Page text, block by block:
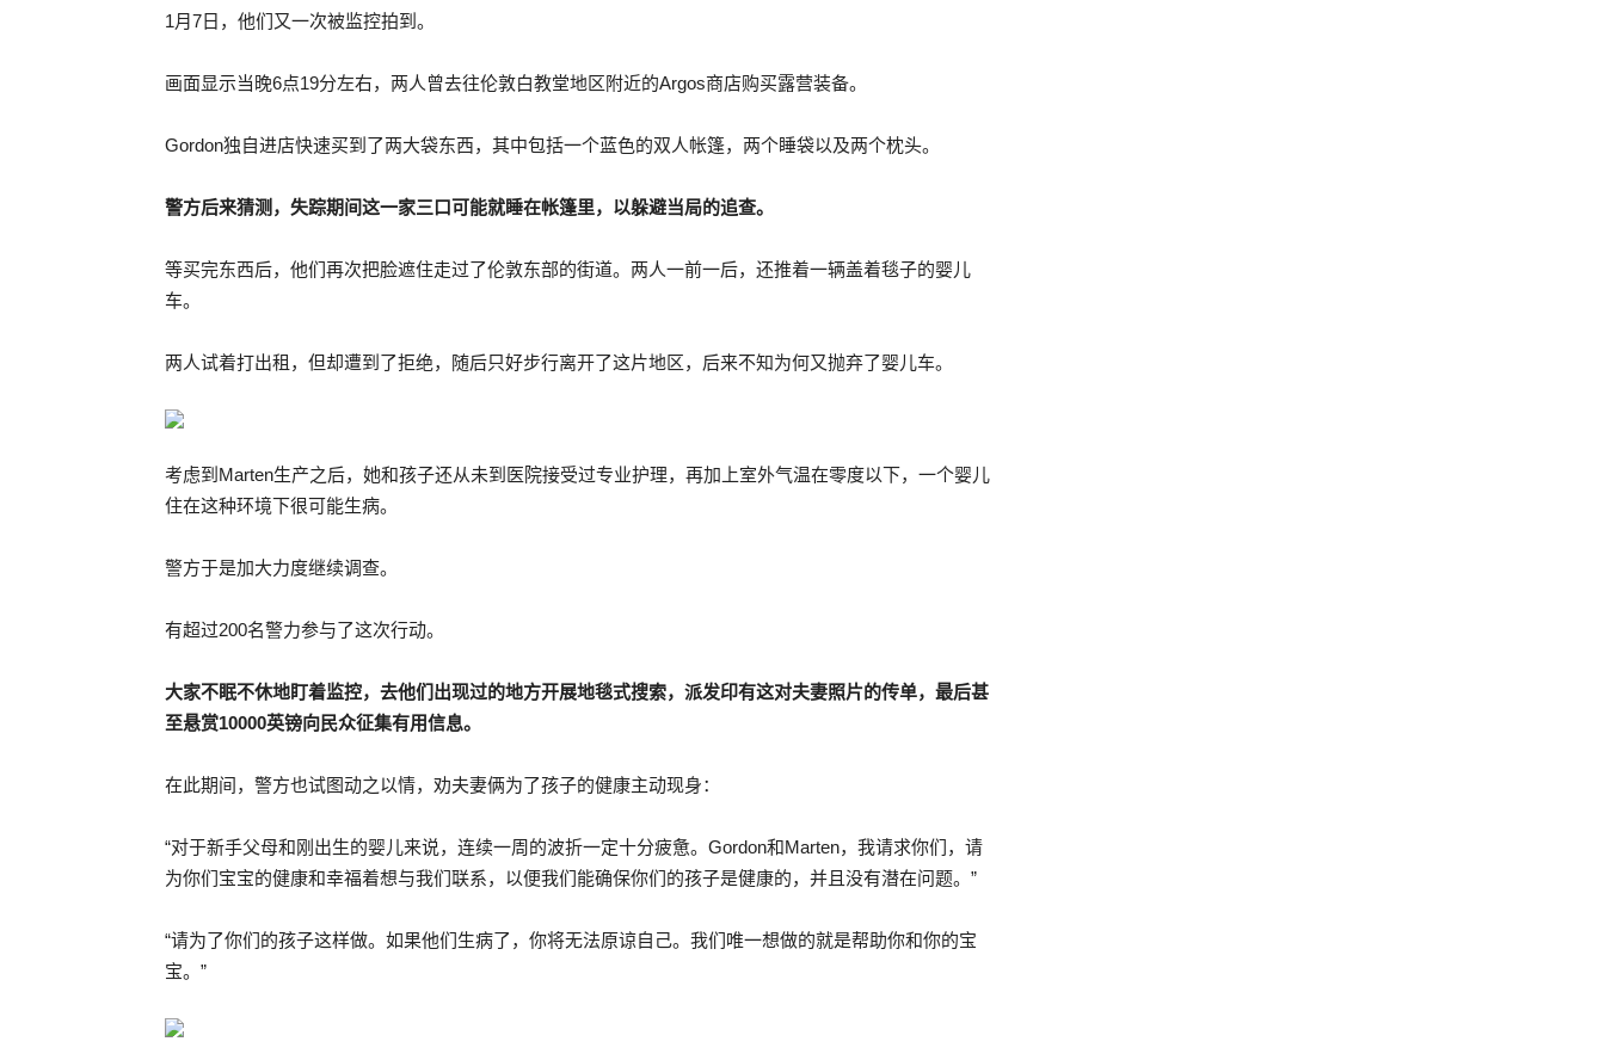
1月7日，他们又一次被监控拍到。
画面显示当晚6点19分左右，两人曾去往伦敦白教堂地区附近的Argos商店购买露营装备。
Gordon独自进店快速买到了两大袋东西，其中包括一个蓝色的双人帐篷，两个睡袋以及两个枕头。
警方后来猜测，失踪期间这一家三口可能就睡在帐篷里，以躲避当局的追查。
等买完东西后，他们再次把脸遮住走过了伦敦东部的街道。两人一前一后，还推着一辆盖着毯子的婴儿
车。
两人试着打出租，但却遭到了拒绝，随后只好步行离开了这片地区，后来不知为何又抛弃了婴儿车。
考虑到Marten生产之后，她和孩子还从未到医院接受过专业护理，再加上室外气温在零度以下，一个婴儿
住在这种环境下很可能生病。
警方于是加大力度继续调查。
有超过200名警力参与了这次行动。
大家不眠不休地盯着监控，去他们出现过的地方开展地毯式搜索，派发印有这对夫妻照片的传单，最后甚
至悬赏10000英镑向民众征集有用信息。
在此期间，警方也试图动之以情，劝夫妻俩为了孩子的健康主动现身：
“对于新手父母和刚出生的婴儿来说，连续一周的波折一定十分疲惫。Gordon和Marten，我请求你们，请
为你们宝宝的健康和幸福着想与我们联系，以便我们能确保你们的孩子是健康的，并且没有潜在问题。”
“请为了你们的孩子这样做。如果他们生病了，你将无法原谅自己。我们唯一想做的就是帮助你和你的宝
宝。”